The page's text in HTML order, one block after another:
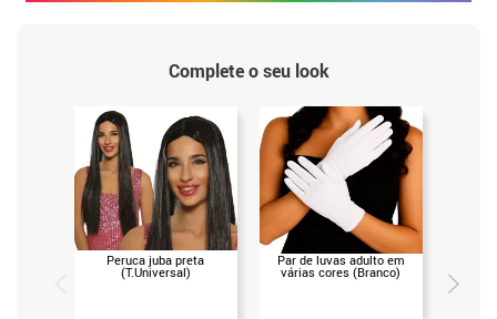
Complete o seu look
Peruca juba preta
(T.Universal)
Par de luvas adulto em
várias cores (Branco)